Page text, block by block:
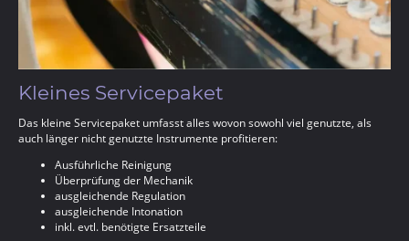
Kleines Servicepaket
Das kleine Servicepaket umfasst alles wovon sowohl viel genutzte, als
auch länger nicht genutzte Instrumente profitieren:
Ausführliche Reinigung
Überprüfung der Mechanik
ausgleichende Regulation
ausgleichende Intonation
inkl. evtl. benötigte Ersatzteile